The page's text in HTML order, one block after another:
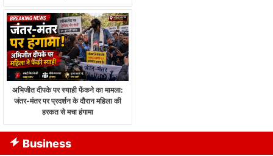
अभिजीत दीपके पर स्याही फेंकने का मामला:
जंतर-मंतर पर प्रदर्शन के दौरान महिला की
हरकत से मचा हंगामा
Business